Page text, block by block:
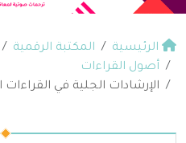
الرئيسية المكتبة الرقمية
أصول القراءات
الإرشادات الجلية في